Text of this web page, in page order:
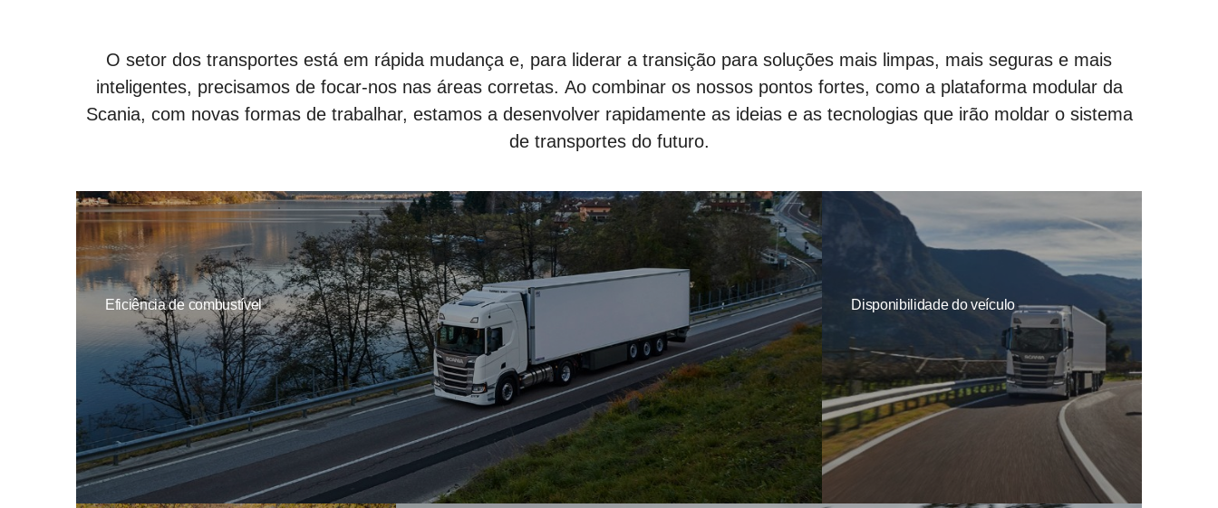
O setor dos transportes está em rápida mudança e, para liderar a transição para soluções mais limpas, mais seguras e mais
inteligentes, precisamos de focar-nos nas áreas corretas. Ao combinar os nossos pontos fortes, como a plataforma modular da
Scania, com novas formas de trabalhar, estamos a desenvolver rapidamente as ideias e as tecnologias que irão moldar o sistema
de transportes do futuro.
Eficiência de combustível Disponibilidade do veículo